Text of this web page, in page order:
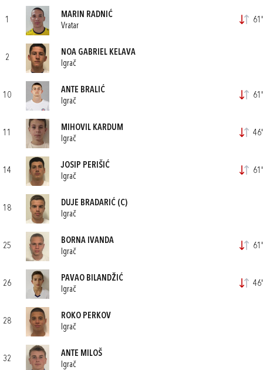
1
MARIN RADNIĆ
Vratar
61'
2
NOA GABRIEL KELAVA
Igrač
10
ANTE BRALIĆ
Igrač
61'
11
MIHOVIL KARDUM
Igrač
46'
14
JOSIP PERIŠIĆ
Igrač
61'
18
DUJE BRADARIĆ (C)
Igrač
25
BORNA IVANDA
Igrač
61'
26
PAVAO BILANDŽIĆ
Igrač
46'
28
ROKO PERKOV
Igrač
32
ANTE MILOŠ
Igrač